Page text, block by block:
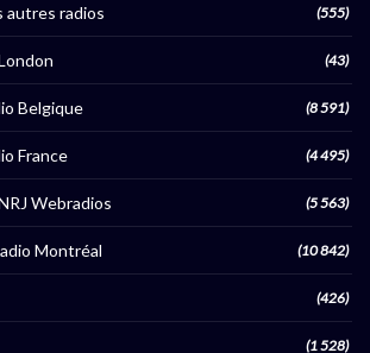
autres radios (555)
(43)
Belgique (8 591)
France (4 495)
Webradios (5 563)
Montréal (10 842)
(426)
(1 528)